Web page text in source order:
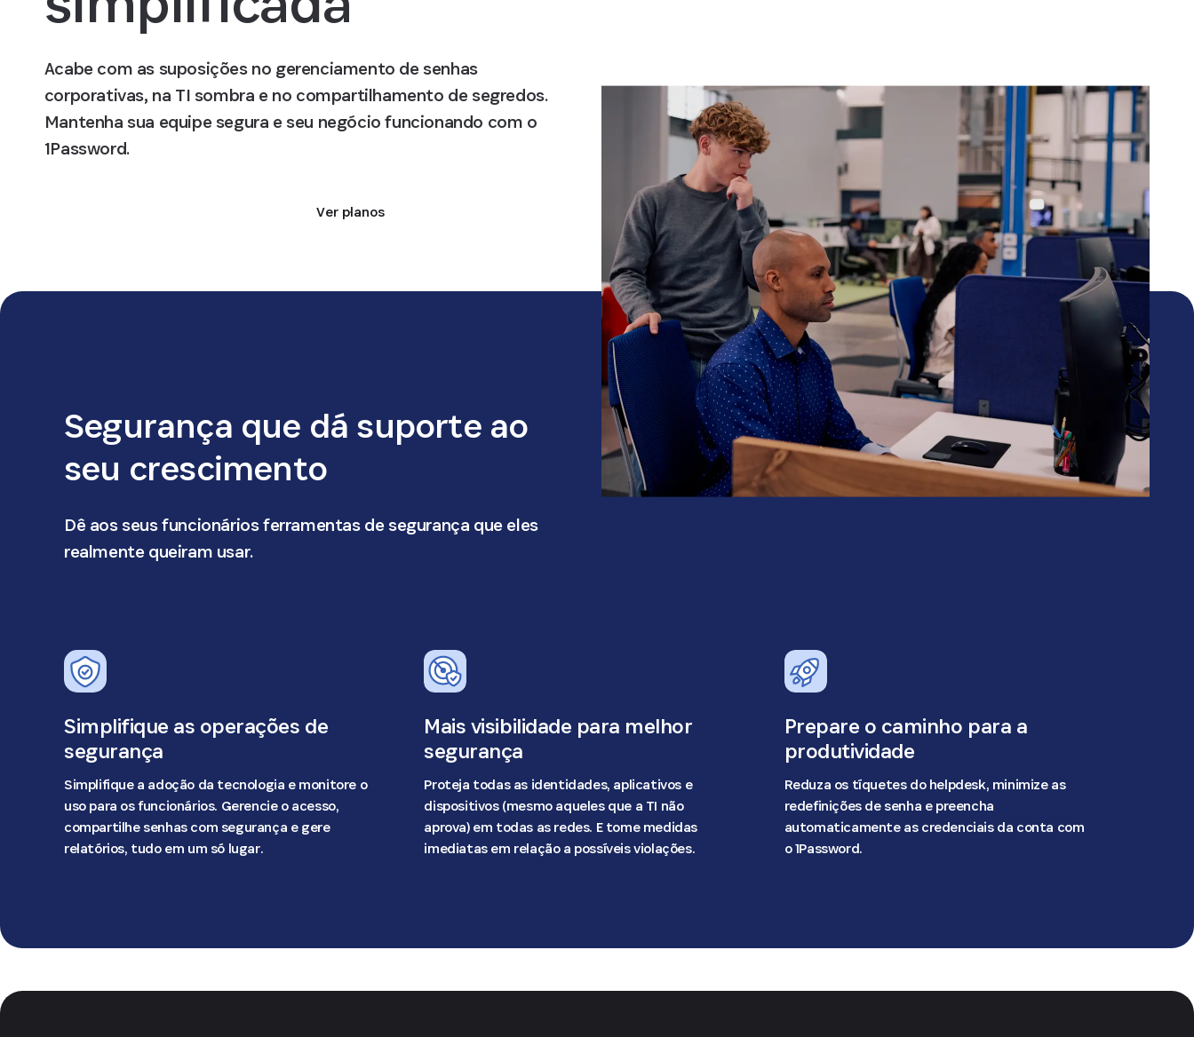
Acabe com as suposições no gerenciamento de senhas
corporativas, na TI sombra e no compartilhamento de segredos.
Mantenha sua equipe segura e seu negócio funcionando com o
1Password.
Ver planos
Segurança que dá suporte ao
seu crescimento
Dê aos seus funcionários ferramentas de segurança que eles
realmente queiram usar.
Simplifique as operações de
segurança
Simplifique a adoção da tecnologia e monitore o
uso para os funcionários. Gerencie o acesso,
compartilhe senhas com segurança e gere
relatórios, tudo em um só lugar.
Mais visibilidade para melhor
segurança
Proteja todas as identidades, aplicativos e
dispositivos (mesmo aqueles que a TI não
aprova) em todas as redes. E tome medidas
imediatas em relação a possíveis violações.
Prepare o caminho para a
produtividade
Reduza os tíquetes do helpdesk, minimize as
redefinições de senha e preencha
automaticamente as credenciais da conta com
o 1Password.